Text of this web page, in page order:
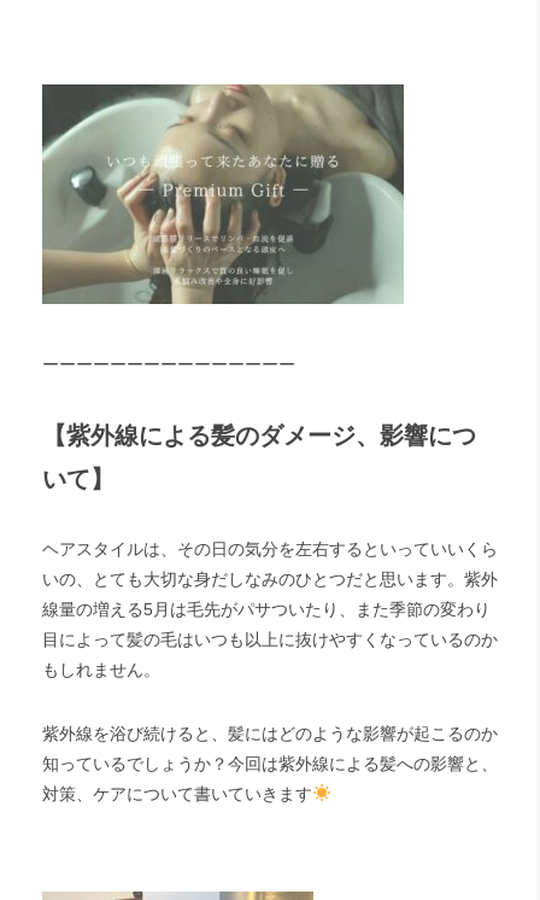
ーーーーーーーーーーーーーーー
【紫外線による髪のダメージ、影響につ
いて】
ヘアスタイルは、その日の気分を左右するといっていいくら
いの、とても大切な身だしなみのひとつだと思います。紫外
線量の増える5月は毛先がパサついたり、また季節の変わり
目によって髪の毛はいつも以上に抜けやすくなっているのか
もしれません。
紫外線を浴び続けると、髪にはどのような影響が起こるのか
知っているでしょうか？今回は紫外線による髪への影響と、
対策、ケアについて書いていきます